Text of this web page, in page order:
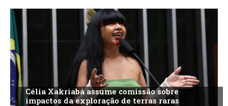
Célia Xakriabá assume comissão sobre
impactos da exploração de terras raras